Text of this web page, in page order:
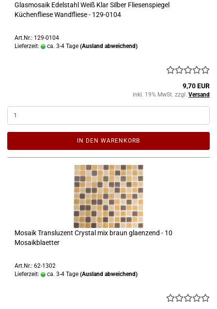
Glasmosaik Edelstahl Weiß Klar Silber Fliesenspiegel
Küchenfliese Wandfliese - 129-0104
Art.Nr.: 129-0104
Lieferzeit:
ca. 3-4 Tage (Ausland abweichend)
9,70 EUR
inkl. 19% MwSt. zzgl. Versand
IN DEN WARENKORB
Mosaik Transluzent Crystal mix braun glaenzend - 10
Mosaikblaetter
Art.Nr.: 62-1302
Lieferzeit:
ca. 3-4 Tage (Ausland abweichend)